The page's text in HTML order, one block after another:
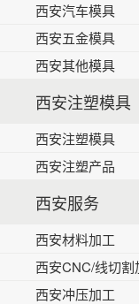
西安汽车模具
西安五金模具
西安其他模具
西安注塑模具
西安注塑模具
西安注塑产品
西安服务
西安材料加工
西安CNC/线切割
西安冲压加工